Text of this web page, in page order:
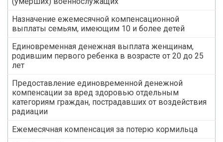
Назначение ежемесячной компенсационной
выплаты семьям, имеющим 10 и более детей
Единовременная денежная выплата женщинам,
родившим первого ребенка в возрасте от 20 до 25
лет
Предоставление единовременной денежной
компенсации за вред здоровью отдельным
категориям граждан, пострадавших от воздействия
радиации
Ежемесячная компенсация за потерю кормильца